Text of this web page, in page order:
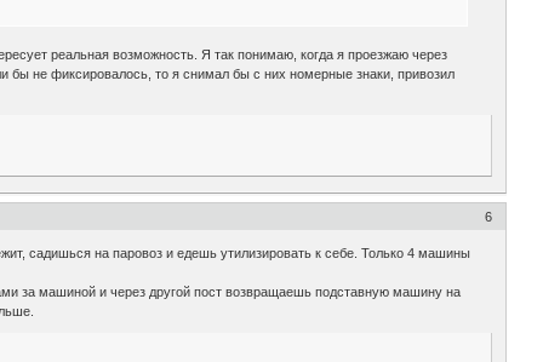
реальная возможность. Я так понимаю, когда я проезжаю через
бы не фиксировалось, то я снимал бы с них номерные знаки, привозил
6
садишься на паровоз и едешь утилизировать к себе. Только 4 машины
за машиной и через другой пост возвращаешь подставную машину на